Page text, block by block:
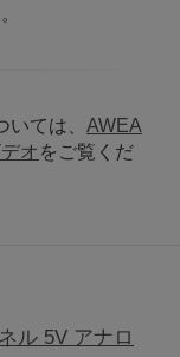
ては、 AWEA
オ をご覧くだ
ル 5V アナロ